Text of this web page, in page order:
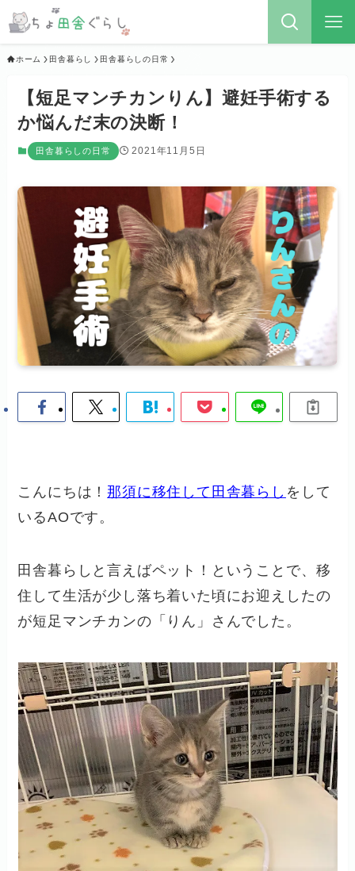
ホーム 田舎暮らし 田舎暮らしの日常
【短足マンチカンりん】避妊手術する
か悩んだ末の決断！
田舎暮らしの日常 2021年11月5日
こんにちは！那須に移住して田舎暮らし をして
いるAOです。
田舎暮らしと言えばペット！ということで、移
住して生活が少し落ち着いた頃にお迎えしたの
が短足マンチカンの「りん」さんでした。